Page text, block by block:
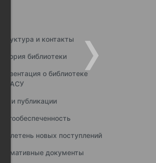
Структура и контакты
История библиотеки
Презентация о библиотеке
ННГАСУ
Наши публикации
Книгообеспеченность
Бюллетень новых поступлений
Нормативные документы